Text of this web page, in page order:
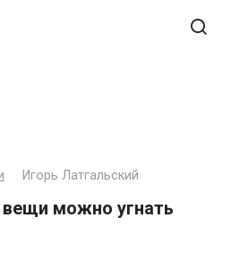
Игорь Латгальский
можно угнать